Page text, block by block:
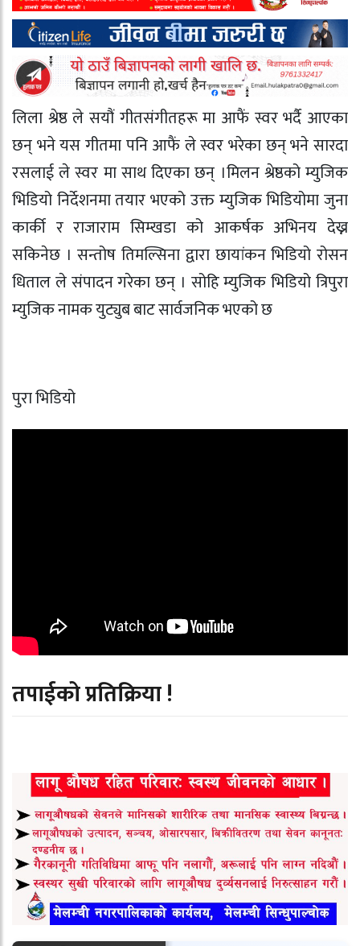
लिला श्रेष्ठ ले सयौं गीतसंगीतहरू मा आफैं स्वर भर्दै आएका
छन् भने यस गीतमा पनि आफैं ले स्वर भरेका छन् भने सारदा
रसलाई ले स्वर मा साथ दिएका छन् ।मिलन श्रेष्ठको म्युजिक
भिडियो निर्देशनमा तयार भएको उक्त म्युजिक भिडियोमा जुना
कार्की र राजाराम सिम्खडा को आकर्षक अभिनय देख्न
सकिनेछ । सन्तोष तिमल्सिना द्वारा छायांकन भिडियो रोसन
धिताल ले संपादन गरेका छन् । सोहि म्युजिक भिडियो त्रिपुरा
म्युजिक नामक युट्युब बाट सार्वजनिक भएको छ
पुरा भिडियो
तपाईको प्रतिक्रिया !